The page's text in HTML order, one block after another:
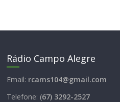
Rádio Campo Alegre
Email: rcams104@gmail.com
Telefone: (67) 3292-2527